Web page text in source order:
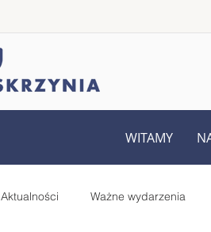
WITAMY
Aktualności Ważne wydarzenia